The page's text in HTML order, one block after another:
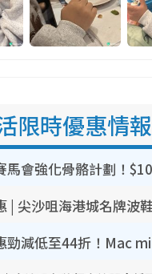
限時優惠情報